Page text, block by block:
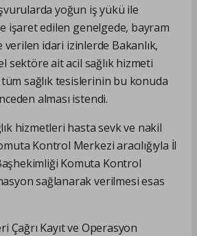
yoğun iş yükü ile
işaret edilen genelgede, bayram
idari izinlerde Bakanlık,
sektöre ait acil sağlık hizmeti
sağlık tesislerinin bu konuda
alması istendi.
hizmetleri hasta sevk ve nakil
Kontrol Merkezi aracılığıyla İl
Komuta Kontrol
sağlanarak verilmesi esas
Çağrı Kayıt ve Operasyon